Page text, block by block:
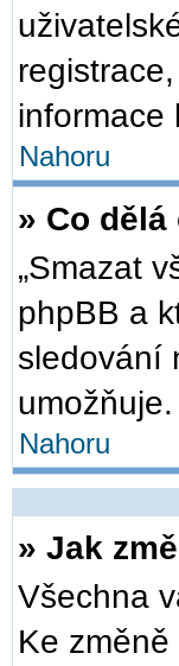
informace
Nahoru
» Co
„Smazat
phpBB a
sledování
Nahoru
» Jak
Všechna
Ke